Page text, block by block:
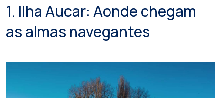
1. Ilha Aucar: Aonde chegam
as almas navegantes